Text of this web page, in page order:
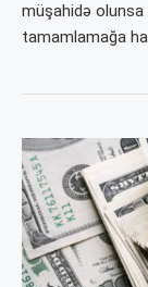
müşahidə olunsa
tamamlamağa